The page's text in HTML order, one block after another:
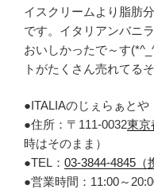
イスクリームより脂肪
です。イタリアンバニ
おいしかったで～す
トがたくさん売れてるそ
●ITALIAのじぇらぁとや
●住所：〒111-0032東京
時はそのまま）
●TEL： 03-3844-4845（
●営業時間：11:00～